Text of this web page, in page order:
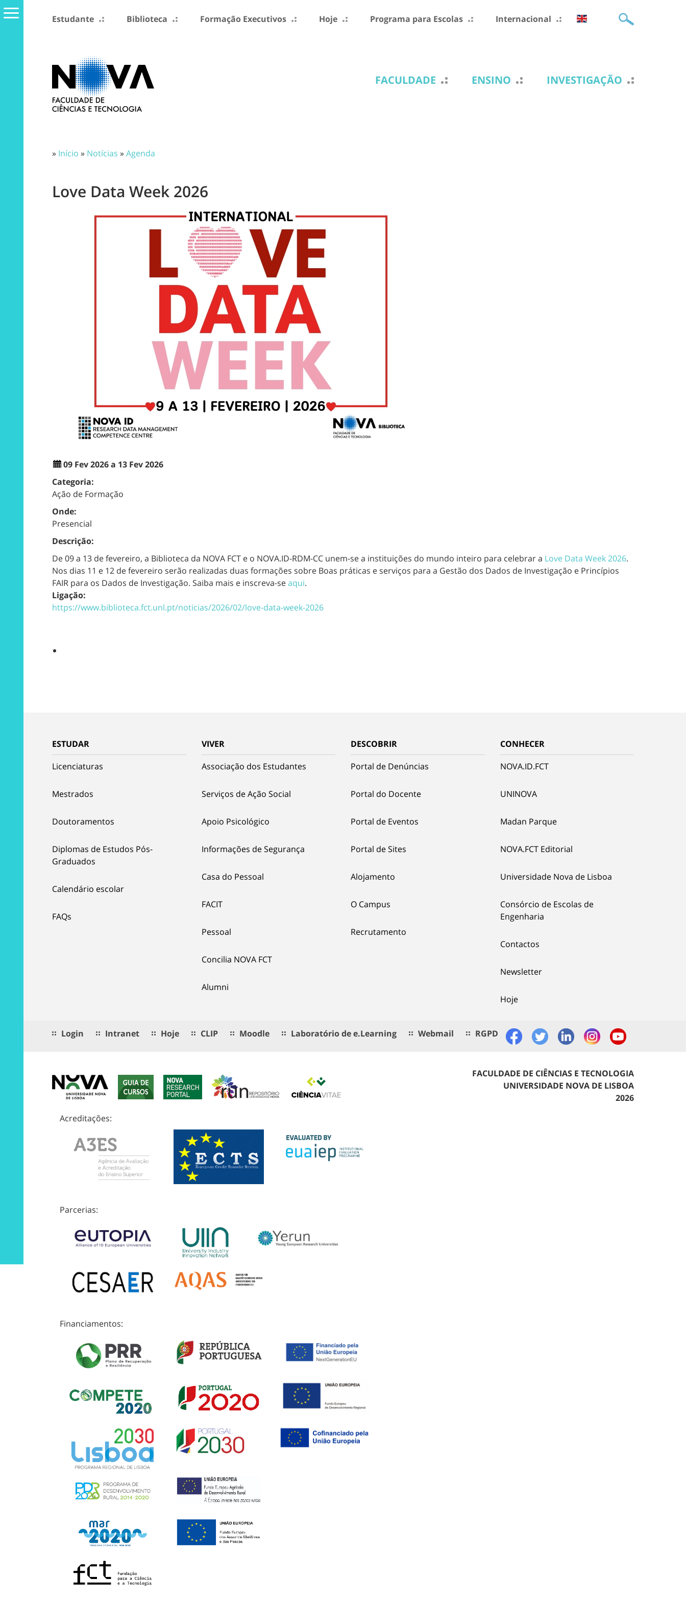
Estudante Biblioteca Formação Executivos Hoje Programa para Escolas Internacional
FACULDADE ENSINO INVESTIGAÇÃO
» Início » Notícias »Agenda
Love Data Week 2026
09 Fev 2026 a 13 Fev 2026
Categoria:
Ação de Formação
Onde:
Presencial
Descrição:
De 09 a 13 de fevereiro, a Biblioteca da NOVA FCT e o NOVA.ID-RDM-CC unem-se a instituições do mundo inteiro para celebrar a Love Data Week 2026.
Nos dias 11 e 12 de fevereiro serão realizadas duas formações sobre Boas práticas e serviços para a Gestão dos Dados de Investigação e Princípios
FAIR para os Dados de Investigação. Saiba mais e inscreva-seaqui.
Ligação:
https://www.biblioteca.fct.unl.pt/noticias/2026/02/love-data-week-2026
ESTUDAR
Licenciaturas
Mestrados
Doutoramentos
Diplomas de Estudos Pós-
Graduados
Calendário escolar
FAQs
VIVER
Associação dos Estudantes
Serviços de Ação Social
Apoio Psicológico
Informações de Segurança
Casa do Pessoal
FACIT
Pessoal
Concilia NOVA FCT
Alumni
DESCOBRIR
Portal de Denúncias
Portal do Docente
Portal de Eventos
Portal de Sites
Alojamento
O Campus
Recrutamento
CONHECER
NOVA.ID.FCT
UNINOVA
Madan Parque
NOVA.FCT Editorial
Universidade Nova de Lisboa
Consórcio de Escolas de
Engenharia
Contactos
Newsletter
Hoje
Login Intranet Hoje CLIP Moodle Laboratório de e.Learning Webmail RGPD
Acreditações:
Parcerias:
Financiamentos:
FACULDADE DE CIÊNCIAS E TECNOLOGIA
UNIVERSIDADE NOVA DE LISBOA
2026